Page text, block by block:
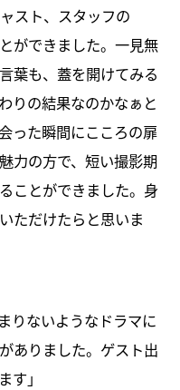
スト、スタッフの
ができました。一見無
葉も、蓋を開けてみる
りの結果なのかなぁと
った瞬間にこころの扉
力の方で、短い撮影期
ことができました。身
ただけたらと思いま
りないようなドラマに
ありました。ゲスト出
す」